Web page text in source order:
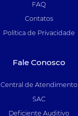
FAQ
Contatos
Política de Privacidade
Fale Conosco
Central de Atendimento
SAC
Deficiente Auditivo